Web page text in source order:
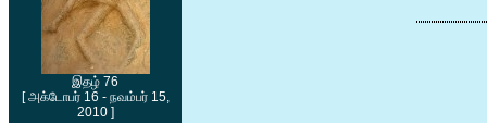
இதழ் 76
[ அக்டோபர் 16 - நவம்பர் 15,
2010 ]